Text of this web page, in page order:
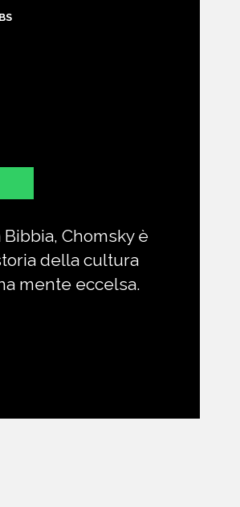
Chomsky è
della cultura
mente eccelsa.